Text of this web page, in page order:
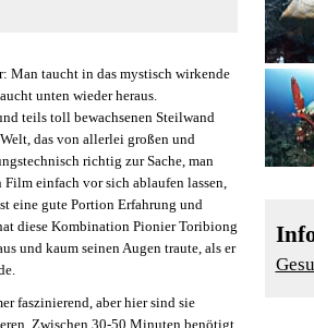
Man taucht in das mystisch wirkende
unten wieder heraus.
teils toll bewachsenen Steilwand
das von allerlei großen und
richtig zur Sache, man
einfach vor sich ablaufen lassen,
eine gute Portion Erfahrung und
diese Kombination Pionier Toribiong
und kaum seinen Augen traute, als er
faszinierend, aber hier sind sie
Zwischen 30-50 Minuten benötigt